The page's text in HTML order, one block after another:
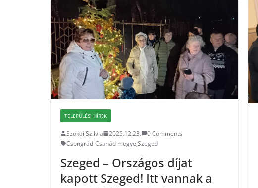
TELEPÜLÉSI HÍREK
Szokai Szilvia 2025.12.23.
0 Comments
Csongrád-Csanád megye,Szeged
Szeged – Országos díjat
kapott Szeged! Itt vannak a